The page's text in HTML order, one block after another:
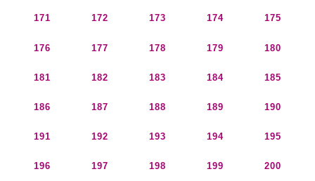
171 172 173 174 175
176 177 178 179 180
181 182 183 184 185
186 187 188 189 190
191 192 193 194 195
196 197 198 199 200